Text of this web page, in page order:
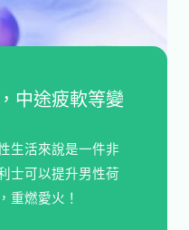
中途疲軟等變
生活來說是一件非
士可以提升男性荷
重燃愛火！